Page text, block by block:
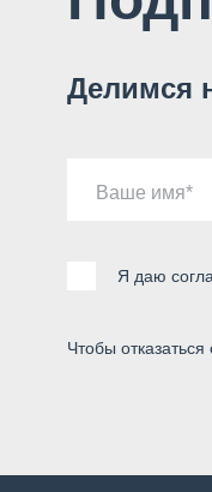
Делимся
Ваше имя
Я даю
Чтобы